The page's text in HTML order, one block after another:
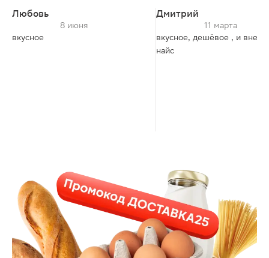
Любовь
8 июня
вкусное
Дмитрий
11 марта
вкусное, дешёвое , и
найс